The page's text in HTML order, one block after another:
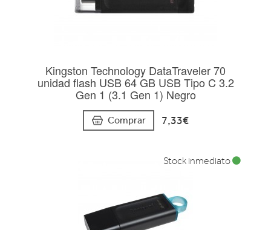
Kingston Technology DataTraveler 70
unidad flash USB 64 GB USB Tipo C 3.2
Gen 1 (3.1 Gen 1) Negro
Comprar 7,33€
Stock inmediato